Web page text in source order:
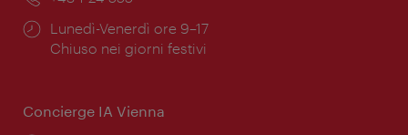
Orari
di
Lunedì-Venerdì ore 9–17
Chiuso nei giorni festivi
Concierge IA Vienna